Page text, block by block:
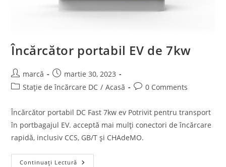
Încărcător portabil EV de 7kw
marcă
martie 30, 2023
Stație de încărcare DC / Acasă 0 Comments
Încărcător portabil DC Fast 7kw ev Potrivit pentru transport
în portbagajul EV. acceptă mai mulți conectori de încărcare
rapidă, inclusiv CCS, GB/T și CHAdeMO.
Continuați Lectură